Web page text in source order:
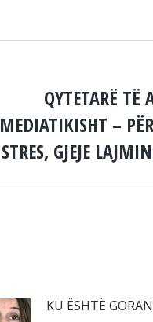
QYTETARË TË
MEDIATIKISHT –
STRES, GJEJE
KU ËSHTË